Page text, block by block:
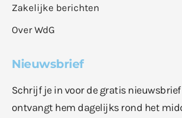
Zakelijke berichten
Over WdG
Nieuwsbrief
Schrijf je in voor de gratis nieuwsbrief
ontvangt hem dagelijks rond het